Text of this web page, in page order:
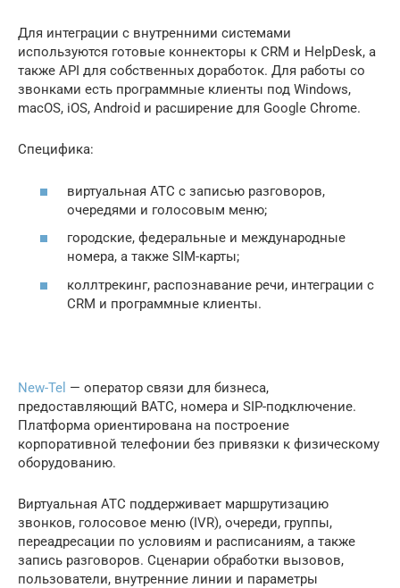
Для интеграции с внутренними системами
используются готовые коннекторы к CRM и HelpDesk, а
также API для собственных доработок. Для работы со
звонками есть программные клиенты под Windows,
macOS, iOS, Android и расширение для Google Chrome.
Специфика:
виртуальная АТС с записью разговоров,
очередями и голосовым меню;
городские, федеральные и международные
номера, а также SIM-карты;
коллтрекинг, распознавание речи, интеграции с
CRM и программные клиенты.
New-Tel — оператор связи для бизнеса,
предоставляющий ВАТС, номера и SIP-подключение.
Платформа ориентирована на построение
корпоративной телефонии без привязки к физическому
оборудованию.
Виртуальная АТС поддерживает маршрутизацию
звонков, голосовое меню (IVR), очереди, группы,
переадресации по условиям и расписаниям, а также
запись разговоров. Сценарии обработки вызовов,
пользователи, внутренние линии и параметры